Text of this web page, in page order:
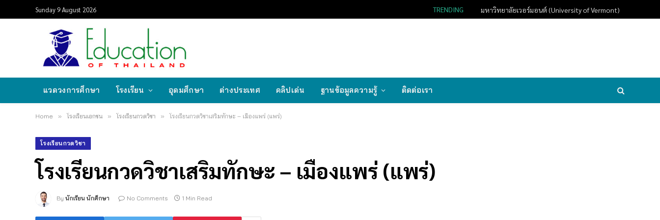
Sunday 9 August 2026 TRENDING มหาวิทยาลัยเวอร์มอนต์ (University of Vermont)
แวดวงการศึกษา โรงเรียน อุดมศึกษา ต่างประเทศ คลิปเด่น ฐานข้อมูลความรู้ ติดต่อเรา
Home » โรงเรียนเอกชน » โรงเรียนกวดวิชา » โรงเรียนกวดวิชาเสริมทักษะ – เมืองแพร่ (แพร่)
โรงเรียนกวดวิชา
โรงเรียนกวดวิชาเสริมทักษะ – เมืองแพร่ (แพร่)
By นักเรียน นักศึกษา No Comments 1 Min Read